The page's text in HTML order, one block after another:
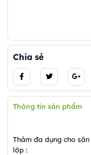
Chia sẻ
Thông tin sản phẩm
Thảm đa dụng cho
lớp :